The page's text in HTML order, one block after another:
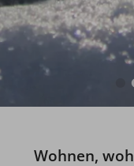
Wohnen,